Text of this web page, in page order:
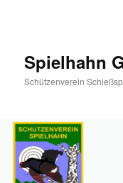
Spielhahn
Schützenverein